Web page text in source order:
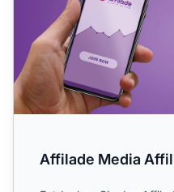
Affilade Media